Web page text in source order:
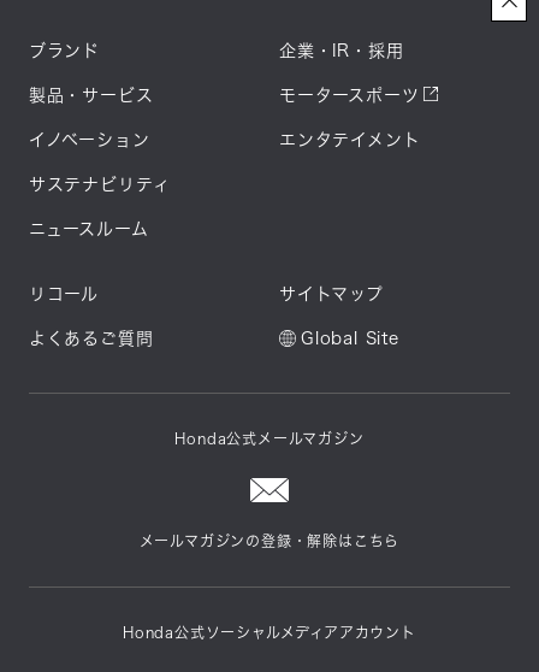
ブランド
製品・サービス
イノベーション
サステナビリティ
ニュースルーム
企業・IR・採用
モータースポーツ
エンタテイメント
リコール
よくあるご質問
サイトマップ
Global Site
Honda公式メールマガジン
メールマガジンの登録・解除はこちら
Honda公式ソーシャルメディアアカウント